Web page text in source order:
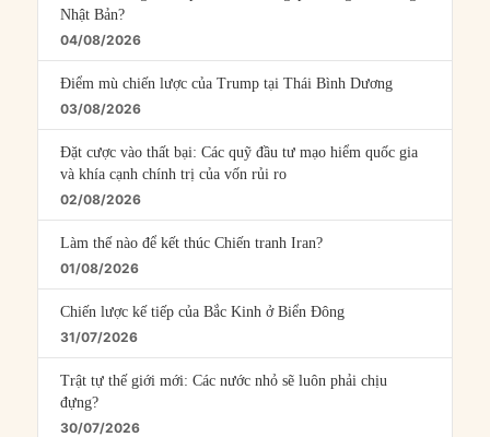
Nhật Bản?
04/08/2026
Điểm mù chiến lược của Trump tại Thái Bình Dương
03/08/2026
Đặt cược vào thất bại: Các quỹ đầu tư mạo hiểm quốc gia
và khía cạnh chính trị của vốn rủi ro
02/08/2026
Làm thế nào để kết thúc Chiến tranh Iran?
01/08/2026
Chiến lược kế tiếp của Bắc Kinh ở Biển Đông
31/07/2026
Trật tự thế giới mới: Các nước nhỏ sẽ luôn phải chịu
đựng?
30/07/2026